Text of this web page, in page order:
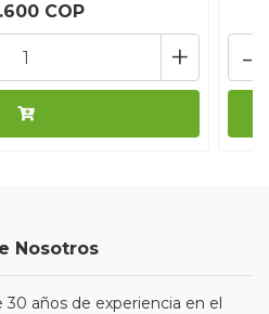
COP
+ -
Nosotros
años de experiencia en el